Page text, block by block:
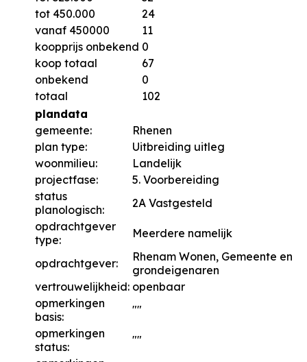
tot 450.000
24
vanaf 450000
11
koopprijs onbekend 0
koop totaal
67
onbekend
0
totaal
102
plandata
gemeente:
Rhenen
plan type:
Uitbreiding uitleg
woonmilieu:
Landelijk
projectfase:
5. Voorbereiding
status
planologisch:
2A Vastgesteld
opdrachtgever
type:
Meerdere namelijk
opdrachtgever:
Rhenam Wonen, Gemeente en
grondeigenaren
vertrouwelijkheid: openbaar
opmerkingen
basis:
""
opmerkingen
status:
""